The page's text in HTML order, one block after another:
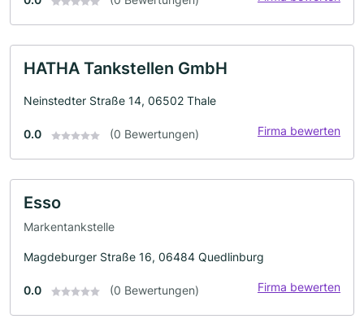
HATHA Tankstellen GmbH
Neinstedter Straße 14, 06502 Thale
0.0 (0 Bewertungen) Firma bewerten
Esso
Markentankstelle
Magdeburger Straße 16, 06484 Quedlinburg
0.0 (0 Bewertungen) Firma bewerten